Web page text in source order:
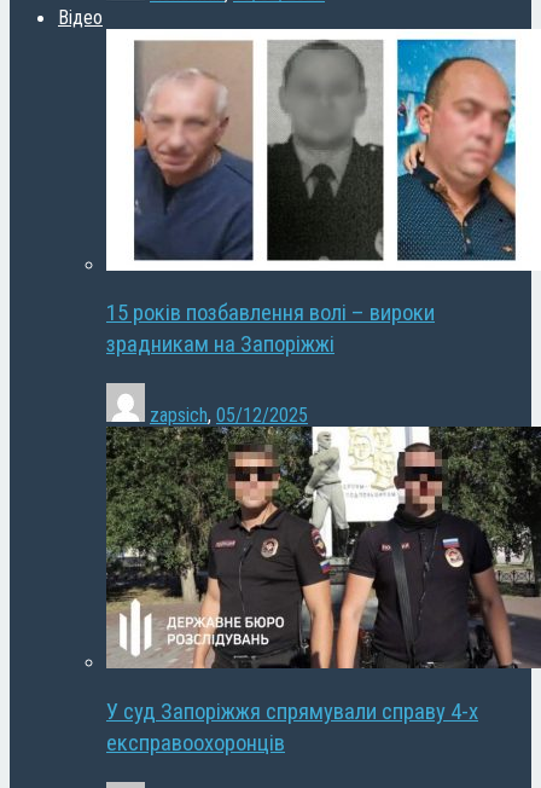
Відео
15 років позбавлення волі – вироки
зрадникам на Запоріжжі
zapsich, 05/12/2025
У суд Запоріжжя спрямували справу 4-х
експравоохоронців